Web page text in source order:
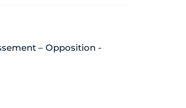
– Opposition -